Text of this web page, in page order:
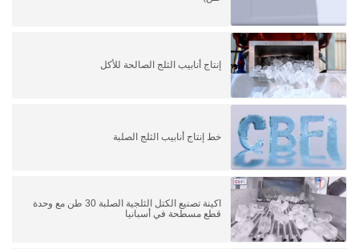
إنتاج أنابيب الثلج الصالحة للأكل
خط إنتاج أنابيب الثلج الصلبة
اكينة تصنيع الكتل الثلجية الصلبة 30 طن مع وحدة
قطع مسطحة في أسبانيا